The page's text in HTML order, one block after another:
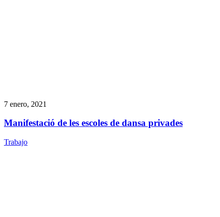
7 enero, 2021
Manifestació de les escoles de dansa privades
Trabajo